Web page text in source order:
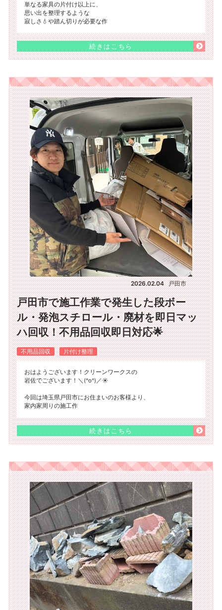
単なる家具の片付け以上に、
思い出を整理するような
寂しさ💧や踏ん切りが必要な作
続きはこちら
2026.02.04 戸田市
戸田市で施工作業で発生した段ボー
ル・発泡スチロール・廃材を即日マッ
ハ回収！不用品回収即日対応🌟
不用品回収 片付け整理
おはようございます！クリーンワークスの
岩佐でございます！＼(^o^)／☀️
​今回は埼玉県戸田市にお住まいのお客様より、
家内家周りの施工作
続きはこちら